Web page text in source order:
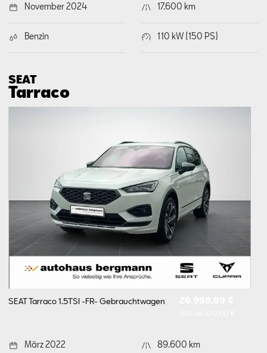
November 2024 17.600 km
Benzin 110 kW (150 PS)
SEAT
Tarraco
SEAT Tarraco 1.5TSI -FR- Gebrauchtwagen
März 2022 89.600 km